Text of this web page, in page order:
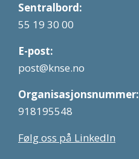
Sentralbord:
55 19 30 00
E-post:
post@knse.no
Organisasjonsnummer:
918195548
Følg oss på LinkedIn